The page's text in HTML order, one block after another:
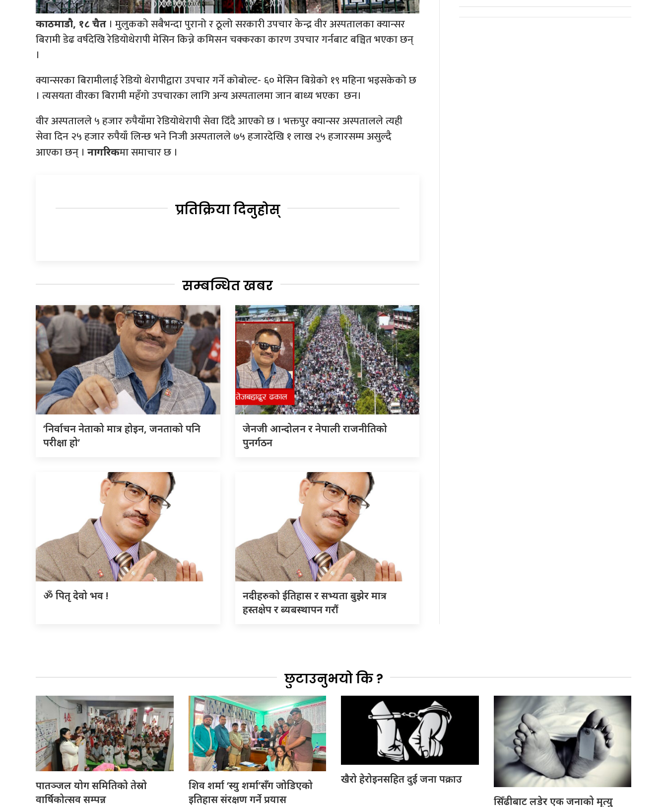
काठमाडौ, १८ चैत । मुलुकको सबैभन्दा पुरानो र ठूलो सरकारी उपचार केन्द्र वीर अस्पतालका क्यान्सर
बिरामी डेढ वर्षदेखि रेडियोथेरापी मेसिन किन्ने कमिसन चक्करका कारण उपचार गर्नबाट बञ्चित भएका छन्
।
क्यान्सरका बिरामीलाई रेडियो थेरापीद्वारा उपचार गर्ने कोबोल्ट- ६० मेसिन बिग्रेको १९ महिना भइसकेको छ
। त्यसयता वीरका बिरामी महँगो उपचारका लागि अन्य अस्पतालमा जान बाध्य भएका छन।
वीर अस्पतालले ५ हजार रुपैयाँमा रेडियोथेरापी सेवा दिँदै आएको छ । भक्तपुर क्यान्सर अस्पतालले त्यही
सेवा दिन २५ हजार रुपैयाँ लिन्छ भने निजी अस्पतालले ७५ हजारदेखि १ लाख २५ हजारसम्म असुल्दै
आएका छन् । नागरिकमा समाचार छ ।
प्रतिक्रिया दिनुहोस्
सम्बन्धित खबर
‘निर्वाचन नेताको मात्र होइन, जनताको पनि
परीक्षा हो’
जेनजी आन्दोलन र नेपाली राजनीतिको
पुनर्गठन
ॐ पितृ देवो भव !
नदीहरुकाे ईतिहास र सभ्यता बुझेर मात्र
हस्तक्षेप र ब्यबस्थापन गराैं
छुटाउनुभयो कि ?
पातञ्जल योग समितिको तेस्रो
वार्षिकोत्सव सम्पन्न
शिव शर्मा ‘स्यु शर्मा’सँग जोडिएको
इतिहास संरक्षण गर्ने प्रयास
खैरो हेरोइनसहित दुई जना पक्राउ
सिँढीबाट लडेर एक जनाको मृत्यु